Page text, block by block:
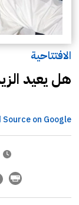
الافتتاحية
هل يعيد
on Google